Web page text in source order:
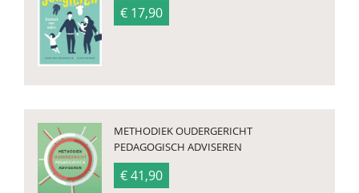
€ 17,90
METHODIEK OUDERGERICHT
PEDAGOGISCH ADVISEREN
€ 41,90